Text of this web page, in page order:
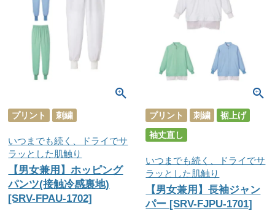
プリント 刺繍
いつまでも続く、ドライでサ
ラッとした肌触り
【男女兼用】ホッピング
パンツ(接触冷感裏地)
[SRV-FPAU-1702]
プリント 刺繍
裾上げ
袖丈直し
いつまでも続く、ドライでサ
ラッとした肌触り
【男女兼用】長袖ジャン
パー [SRV-FJPU-1701]